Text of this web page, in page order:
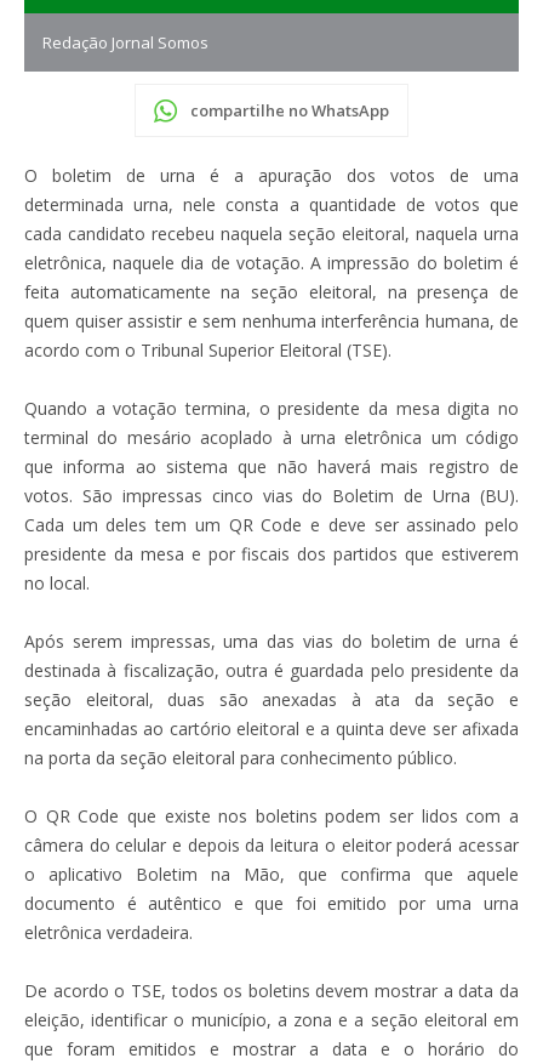
Redação Jornal Somos
compartilhe no WhatsApp
O boletim de urna é a apuração dos votos de uma
determinada urna, nele consta a quantidade de votos que
cada candidato recebeu naquela seção eleitoral, naquela urna
eletrônica, naquele dia de votação. A impressão do boletim é
feita automaticamente na seção eleitoral, na presença de
quem quiser assistir e sem nenhuma interferência humana, de
acordo com o Tribunal Superior Eleitoral (TSE).
Quando a votação termina, o presidente da mesa digita no
terminal do mesário acoplado à urna eletrônica um código
que informa ao sistema que não haverá mais registro de
votos. São impressas cinco vias do Boletim de Urna (BU).
Cada um deles tem um QR Code e deve ser assinado pelo
presidente da mesa e por fiscais dos partidos que estiverem
no local.
Após serem impressas, uma das vias do boletim de urna é
destinada à fiscalização, outra é guardada pelo presidente da
seção eleitoral, duas são anexadas à ata da seção e
encaminhadas ao cartório eleitoral e a quinta deve ser afixada
na porta da seção eleitoral para conhecimento público.
O QR Code que existe nos boletins podem ser lidos com a
câmera do celular e depois da leitura o eleitor poderá acessar
o aplicativo Boletim na Mão, que confirma que aquele
documento é autêntico e que foi emitido por uma urna
eletrônica verdadeira.
De acordo o TSE, todos os boletins devem mostrar a data da
eleição, identificar o município, a zona e a seção eleitoral em
que foram emitidos e mostrar a data e o horário do